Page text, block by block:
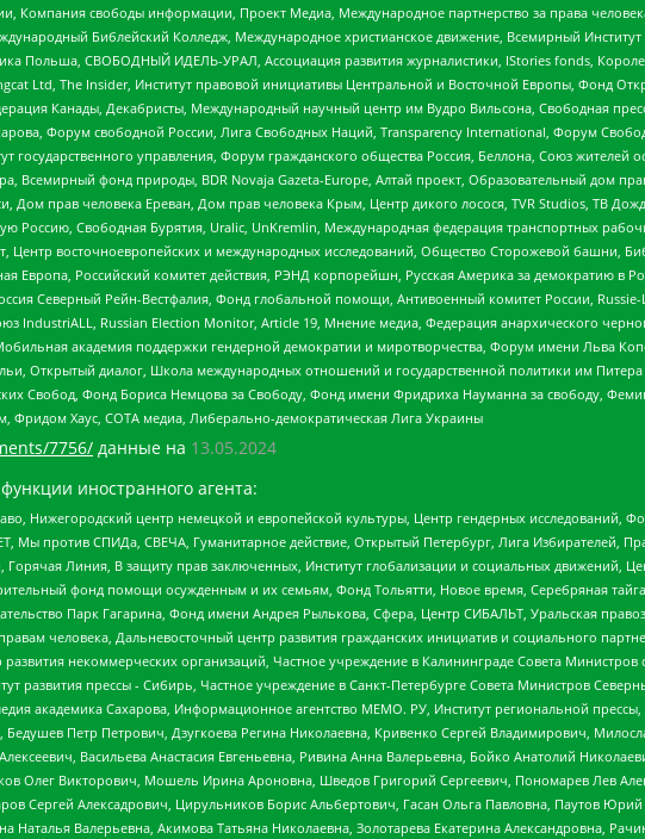
Компания свободы информации, Проект Медиа, Международное партнерство за права
Библейский Колледж, Международное христианское движение, Всемирный
Польша, СВОБОДНЫЙ ИДЕЛЬ-УРАЛ, Ассоциация развития журналистики, IStories fonds,
Ltd, The Insider, Институт правовой инициативы Центральной и Восточной Европы, Фонд
Канады, Декабристы, Международный научный центр им Вудро Вильсона, Свободная
Форум свободной России, Лига Свободных Наций, Transparеncy International, Форум
государственного управления, Форум гражданского общества Россия, Беллона, Союз
Всемирный фонд природы, BDR Novaja Gazeta-Europe, Алтай проект, Образовательный дом
Дом прав человека Ереван, Дом прав человека Крым, Центр дикого лосося, TVR Studios, ТВ
Россию, Свободная Бурятия, Uralic, UnKremlin, Международная федерация транспортных
Центр восточноевропейских и международных исследований, Общество Сторожевой башни,
Европа, Российский комитет действия, РЭНД корпорейшн, Русская Америка за демократию в
Северный Рейн-Вестфалия, Фонд глобальной помощи, Антивоенный комитет России,
IndustriALL, Russian Election Monitor, Article 19, Мнение медиа, Федерация анархического
академия поддержки гендерной демократии и миротворчества, Форум имени Льва
Открытый диалог, Школа международных отношений и государственной политики им
Свобод, Фонд Бориса Немцова за Свободу, Фонд имени Фридриха Науманна за свободу,
Фридом Хаус, СОТА медиа, Либерально-демократическая Лига Украины
7756/ данные на 13.05.2024
иностранного агента:
Нижегородский центр немецкой и европейской культуры, Центр гендерных исследований,
против СПИДа, СВЕЧА, Гуманитарное действие, Открытый Петербург, Лига Избирателей,
Горячая Линия, В защиту прав заключенных, Институт глобализации и социальных
фонд помощи осужденным и их семьям, Фонд Тольятти, Новое время, Серебряная
Парк Гагарина, Фонд имени Андрея Рылькова, Сфера, Центр СИБАЛЬТ, Уральская
человека, Дальневосточный центр развития гражданских инициатив и социального
некоммерческих организаций, Частное учреждение в Калининграде Совета Министров
развития прессы - Сибирь, Частное учреждение в Санкт-Петербурге Совета Министров
академика Сахарова, Информационное агентство МЕМО. РУ, Институт региональной
Бедушев Петр Петрович, Дзугкоева Регина Николаевна, Кривенко Сергей Владимирович,
Васильева Анастасия Евгеньевна, Ривина Анна Валерьевна, Бойко Анатолий
Олег Викторович, Мошель Ирина Ароновна, Шведов Григорий Сергеевич, Пономарев Лев
Сергей Алексадрович, Цирульников Борис Альбертович, Гасан Ольга Павловна, Паутов
Наталья Валерьевна, Акимова Татьяна Николаевна, Золотарева Екатерина Александровна,